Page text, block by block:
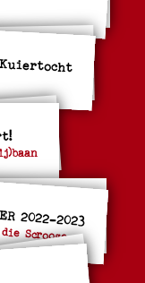
2022-2023
Scrooge....